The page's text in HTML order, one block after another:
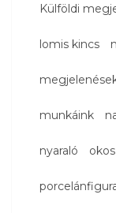
Külföldi
lomis kincs
munkáink
nyaraló